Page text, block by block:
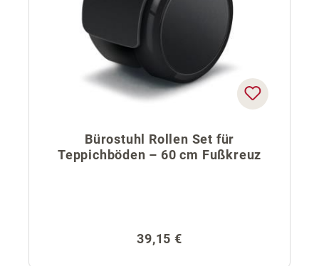
Bürostuhl Rollen Set für
Teppichböden – 60 cm Fußkreuz
Regulärer Preis:
39,15 €